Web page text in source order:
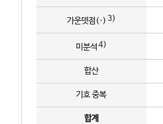
가운뎃점(·) 3)
미분석 4)
합산
기호 중복
합계